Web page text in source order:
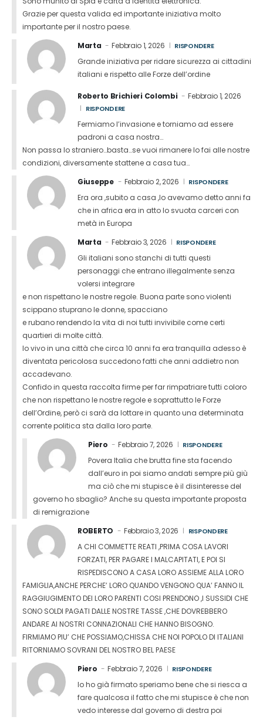
Grazie per questa valida ed importante iniziativa molto
importante per il nostro paese.
Marta
Febbraio 1, 2026 RISPONDERE
Grande iniziativa per ridare sicurezza ai cittadini
italiani e rispetto alle Forze dell’ordine
Roberto Brichieri Colombi Febbraio 1, 2026
RISPONDERE
Fermiamo l’invasione e torniamo ad essere
padroni a casa nostra…
Non passa lo straniero…basta…se vuoi rimanere lo fai alle nostre
condizioni, diversamente stattene a casa tua…
Giuseppe
Febbraio 2, 2026 RISPONDERE
Era ora ,subito a casa ,lo avevamo detto anni fa
che in africa era in atto lo svuota carceri con
metà in Europa
Marta
Febbraio 3, 2026 RISPONDERE
Gli italiani sono stanchi di tutti questi
personaggi che entrano illegalmente senza
volersi integrare
e non rispettano le nostre regole. Buona parte sono violenti
scippano stuprano le donne, spacciano
e rubano rendendo la vita di noi tutti invivibile come certi
quartieri di molte città.
Io vivo in una città che circa 10 anni fa era tranquilla adesso è
diventata pericolosa succedono fatti che anni addietro non
accadevano.
Confido in questa raccolta firme per far rimpatriare tutti coloro
che non rispettano le nostre regole e soprattutto le Forze
dell’Ordine, però ci sarà da lottare in quanto una determinata
corrente politica sta dalla loro parte.
Piero
Febbraio 7, 2026 RISPONDERE
Povera Italia che brutta fine sta facendo
dall’euro in poi siamo andati sempre più giù
ma ciò che mi stupisce è il disinteresse del
governo ho sbaglio? Anche su questa importante proposta
di remigrazione
ROBERTO
Febbraio 3, 2026 RISPONDERE
A CHI COMMETTE REATI ,PRIMA COSA LAVORI
FORZATI, PER PAGARE I MALCAPITATI, E POI SI
RISPEDISCONO A CASA LORO ASSIEME ALLA LORO
FAMIGLIA,ANCHE PERCHE’ LORO QUANDO VENGONO QUA’ FANNO IL
RAGGIUGIMENTO DEI LORO PARENTI COSI PRENDONO ,I SUSSIDI CHE
SONO SOLDI PAGATI DALLE NOSTRE TASSE ,CHE DOVREBBERO
ANDARE AI NOSTRI CONNAZIONALI CHE HANNO BISOGNO.
FIRMIAMO PIU’ CHE POSSIAMO,CHISSA CHE NOI POPOLO DI ITALIANI
RITORNIAMO SOVRANI DEL NOSTRO BEL PAESE
Piero
Febbraio 7, 2026 RISPONDERE
Io ho già firmato speriamo bene che si riesca a
fare qualcosa il fatto che mi stupisce è che non
vedo interesse dal governo di destra poi